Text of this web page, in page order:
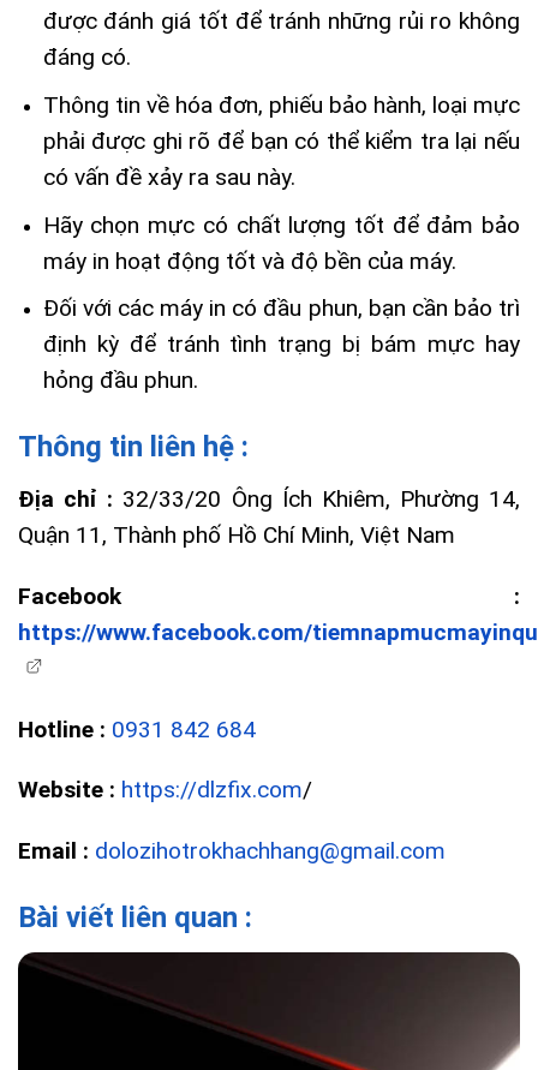
được đánh giá tốt để tránh những rủi ro không
đáng có.
Thông tin về hóa đơn, phiếu bảo hành, loại mực
phải được ghi rõ để bạn có thể kiểm tra lại nếu
có vấn đề xảy ra sau này.
Hãy chọn mực có chất lượng tốt để đảm bảo
máy in hoạt động tốt và độ bền của máy.
Đối với các máy in có đầu phun, bạn cần bảo trì
định kỳ để tránh tình trạng bị bám mực hay
hỏng đầu phun.
Thông tin liên hệ :
Địa chỉ : 32/33/20 Ông Ích Khiêm, Phường 14,
Quận 11, Thành phố Hồ Chí Minh, Việt Nam
Facebook :
https://www.facebook.com/
Hotline : 0931 842 684
Website : https://dlzfix.com/
Email : dolozihotrokhachhang@gmail.com
Bài viết liên quan :